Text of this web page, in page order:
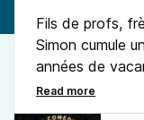
Fils de profs,
Simon cumule
années de
d’autre que
tendresse et